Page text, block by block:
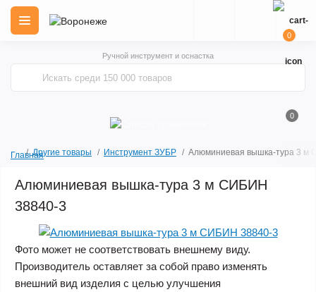
Ручной инструмент и оснастка
0
0
ГлавнаяДругие товары Инструмент ЗУБР Алюминиевая вышка-тура 3 м
Алюминиевая вышка-тура 3 м СИБИН
38840-3
Фото может не соответствовать внешнему виду.
Производитель оставляет за собой право изменять
внешний вид изделия с целью улучшения